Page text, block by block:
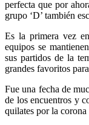
perfecta que por
grupo ‘D’ también
Es la primera vez
equipos se
sus partidos de la
grandes favoritos
Fue una fecha de
de los encuentros y
quilates por la